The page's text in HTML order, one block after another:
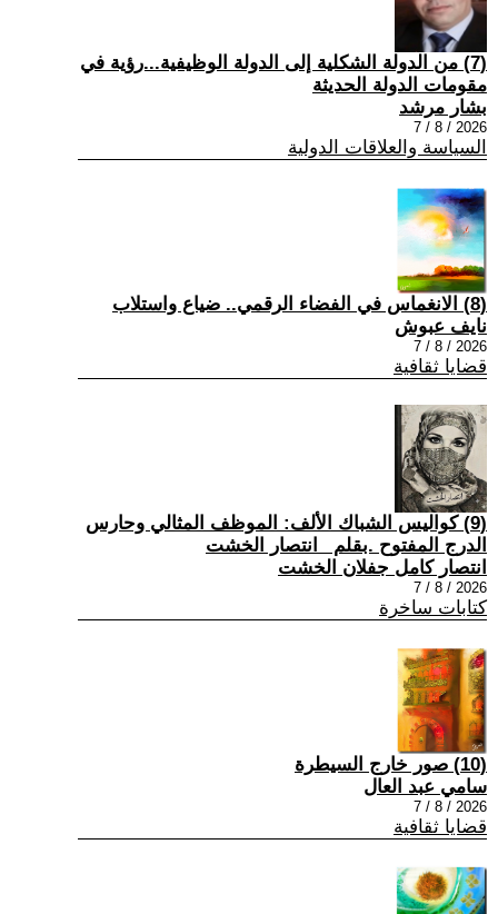
(7) من الدولة الشكلية إلى الدولة الوظيفية...رؤية في
مقومات الدولة الحديثة
بشار مرشد
2026 / 8 / 7
السياسة والعلاقات الدولية
(8) الانغماس في الفضاء الرقمي.. ضياع واستلاب
نايف عبوش
2026 / 8 / 7
قضايا ثقافية
(9) كواليس الشباك الألف: الموظف المثالي وحارس
الدرج المفتوح .بقلم _انتصار الخشت
انتصار كامل جفلان الخشت
2026 / 8 / 7
كتابات ساخرة
(10) صور خارج السيطرة
سامي عبد العال
2026 / 8 / 7
قضايا ثقافية